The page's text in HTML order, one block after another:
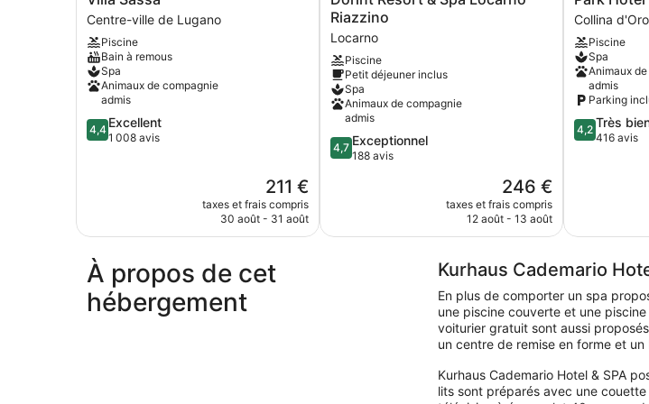
Sassa
Centre-
ville
de
Lugano
Centre-ville de Lugano
Piscine
Bain à remous
Spa
Animaux de compagnie
admis
4.4
sur
4,4 Excellent
1 008 avis
Le
nouveau
prix
211 €
211 €
taxes et frais compris
30 août - 31 août
Resort
&
Spa
Locarno
Riazzino
Locarno
Riazzino
Locarno
Piscine
Petit déjeuner inclus
Spa
Animaux de compagnie
admis
4.7
sur
4,7 Exceptionnel
188 avis
Le
nouveau
prix
246 €
246 €
taxes et frais compris
12 août - 13 août
Hotel
Principe
Collina
d'Oro
Collina d'Oro
Piscine
Spa
Animaux
admis
Parking
4.2
sur
4,2 Très
416 avis
À propos de cet
hébergement
Kurhaus Cademario
En plus de comporter un spa
une piscine couverte et une
voiturier gratuit sont aussi
un centre de remise en forme et un
Kurhaus Cademario Hotel & SPA
lits sont préparés avec une